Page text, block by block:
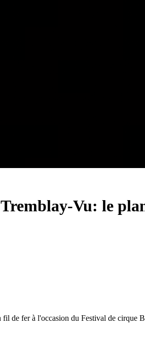
Vu: le
de fer à l'occasion du Festival de cirque